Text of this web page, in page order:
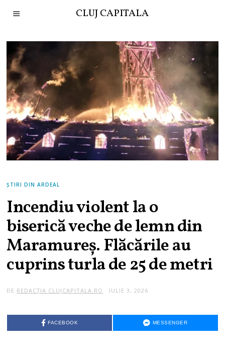
CLUJ CAPITALA
ȘTIRI DIN ARDEAL
Incendiu violent la o
biserică veche de lemn din
Maramureș. Flăcările au
cuprins turla de 25 de metri
DE REDACȚIA CLUJCAPITALA.RO IULIE 3, 2026
FACEBOOK MESSENGER